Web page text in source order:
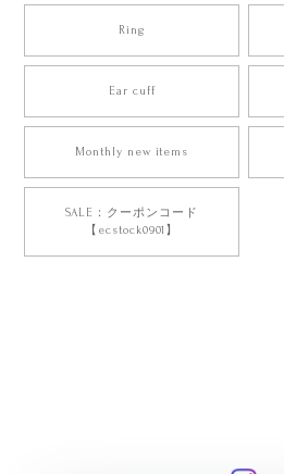
Ring
Ear cuff
Monthly new items
SALE：クーポンコード
【ecstock0901】